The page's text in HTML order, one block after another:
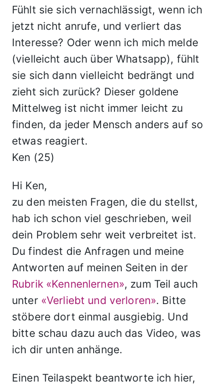
Fühlt sie sich vernachlässigt, wenn ich
jetzt nicht anrufe, und verliert das
Interesse? Oder wenn ich mich melde
(vielleicht auch über Whatsapp), fühlt
sie sich dann vielleicht bedrängt und
zieht sich zurück? Dieser goldene
Mittelweg ist nicht immer leicht zu
finden, da jeder Mensch anders auf so
etwas reagiert.
Ken (25)
Hi Ken,
zu den meisten Fragen, die du stellst,
hab ich schon viel geschrieben, weil
dein Problem sehr weit verbreitet ist.
Du findest die Anfragen und meine
Antworten auf meinen Seiten in der
Rubrik «Kennenlernen», zum Teil auch
unter «Verliebt und verloren». Bitte
stöbere dort einmal ausgiebig. Und
bitte schau dazu auch das Video, was
ich dir unten anhänge.
Einen Teilaspekt beantworte ich hier,